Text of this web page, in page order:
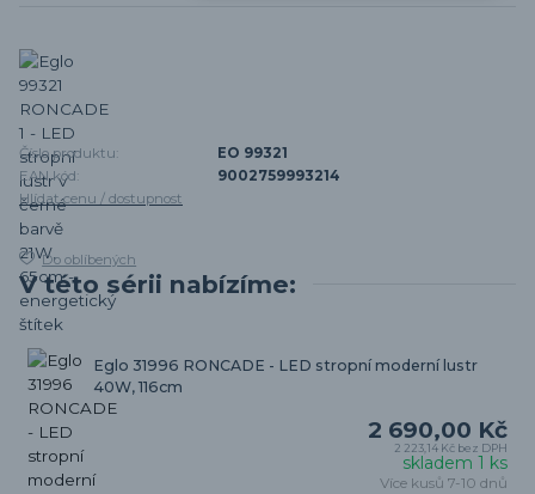
Číslo produktu:
EO 99321
EAN kód:
9002759993214
Hlídat cenu / dostupnost
Do oblíbených
V této sérii nabízíme:
Eglo 31996 RONCADE - LED stropní moderní lustr
40W, 116cm
2 690,00 Kč
2 223,14 Kč bez DPH
skladem 1 ks
Více kusů 7-10 dnů